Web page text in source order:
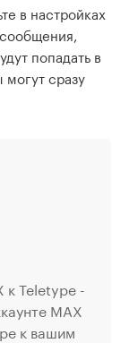
в настройках
попадать в
сразу
Teletype -
MAX
к вашим